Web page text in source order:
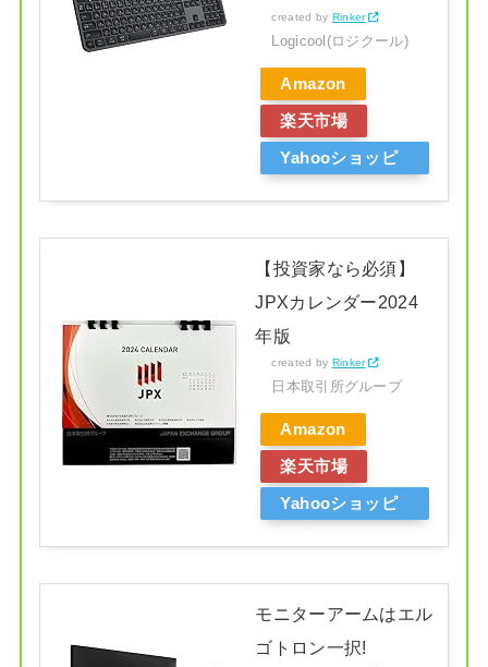
created by Rinker
Logicool(ロジクール)
Amazon
楽天市場
Yahooショッピ
【投資家なら必須】
JPXカレンダー2024
年版
created by Rinker
日本取引所グループ
Amazon
楽天市場
Yahooショッピ
モニターアームはエル
ゴトロン一択!